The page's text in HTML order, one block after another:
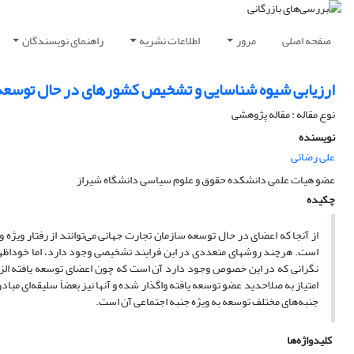
صفحه اصلی مرور اطلاعات نشریه راهنمای نویسندگان
ارزیابی شیوه شناسایی و تشخیص کشورهای در حال
نوع مقاله : مقاله پژوهشی
نویسنده
علی رضائی
عضو هیات علمی دانشکده حقوق و علوم سیاسی دانشگاه شیراز
چکیده
از آنجا که اعضای در حال توسعه سازمان تجارت جهانی می‌توانند از رفتار
است. هرچند روشهای متعددی در این فرایند تشخیصی وجود دارد، اما
نگرانی که در این خصوص وجود دارد آن است که چون اعضای توسعه یافته
امتیاز به صلاحدید عضو توسعه یافته واگذار شده و آنها نیز بعضاً سلیقه‌ای
جنبه‌های مختلف توسعه به ویژه جنبه اجتماعی آن است.
کلیدواژه‌ها